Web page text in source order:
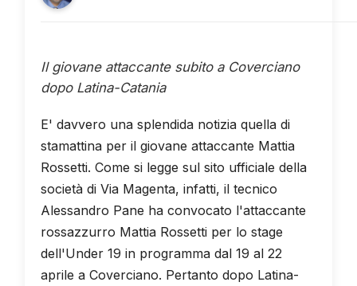
Il giovane attaccante subito a Coverciano
dopo Latina-Catania
E' davvero una splendida notizia quella di
stamattina per il giovane attaccante Mattia
Rossetti. Come si legge sul sito ufficiale della
società di Via Magenta, infatti, il tecnico
Alessandro Pane ha convocato l'attaccante
rossazzurro Mattia Rossetti per lo stage
dell'Under 19 in programma dal 19 al 22
aprile a Coverciano. Pertanto dopo Latina-